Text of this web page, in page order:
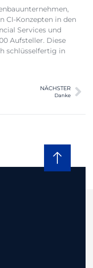
CI-Konzepten in den
Services und
Aufsteller. Diese
schlüsselfertig in
NÄCHSTER
Danke